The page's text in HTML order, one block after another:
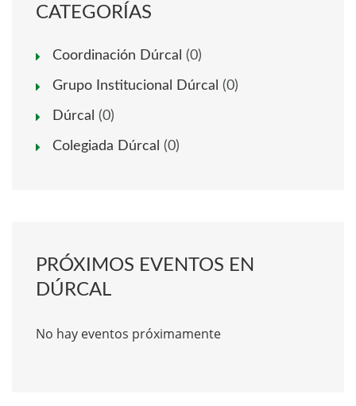
CATEGORÍAS
Coordinación Dúrcal (0)
Grupo Institucional Dúrcal (0)
Dúrcal (0)
Colegiada Dúrcal (0)
PRÓXIMOS EVENTOS EN
DÚRCAL
No hay eventos próximamente